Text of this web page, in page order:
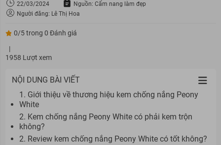
22/03/2024
Nguồn: Cẩm nang làm đẹp
Người đăng: Lê Thị Hoa
0/5 trong 0 Đánh giá
|
1958 Lượt xem
NỘI DUNG BÀI VIẾT
1. Giới thiệu về thương hiệu kem chống nắng Peony
White
2. Kem chống nắng Peony White có phải kem trộn
không?
2. Review kem chống nắng Peony White có tốt không?